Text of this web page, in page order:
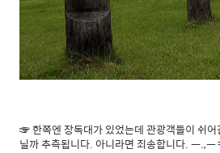
☞ 한쪽엔 장독대가 있었는데 관광객들이 쉬
닐까 추측됩니다. 아니라면 죄송합니다. ㅡ.,ㅡ